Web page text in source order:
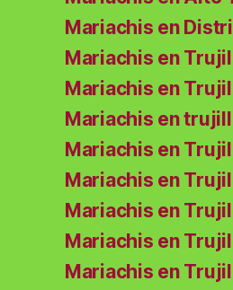
Mariachis en
Mariachis en
Mariachis en
Mariachis en
Mariachis en
Mariachis en
Mariachis en
Mariachis en
Mariachis en